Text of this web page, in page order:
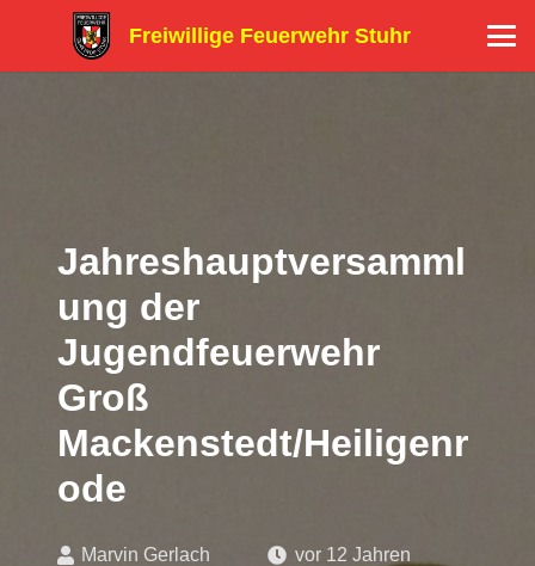
Freiwillige Feuerwehr Stuhr
Jahreshauptversamml
ung der
Jugendfeuerwehr
Groß
Mackenstedt/Heiligenr
ode
Marvin Gerlach vor 12 Jahren